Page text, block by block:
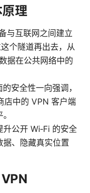
理
与互联网之间建立
个隧道再出去，从
据在公共网络中的
安全性一向强调，
店中的 VPN 客户端
公开 Wi‑Fi 的安全
、隐藏真实位置